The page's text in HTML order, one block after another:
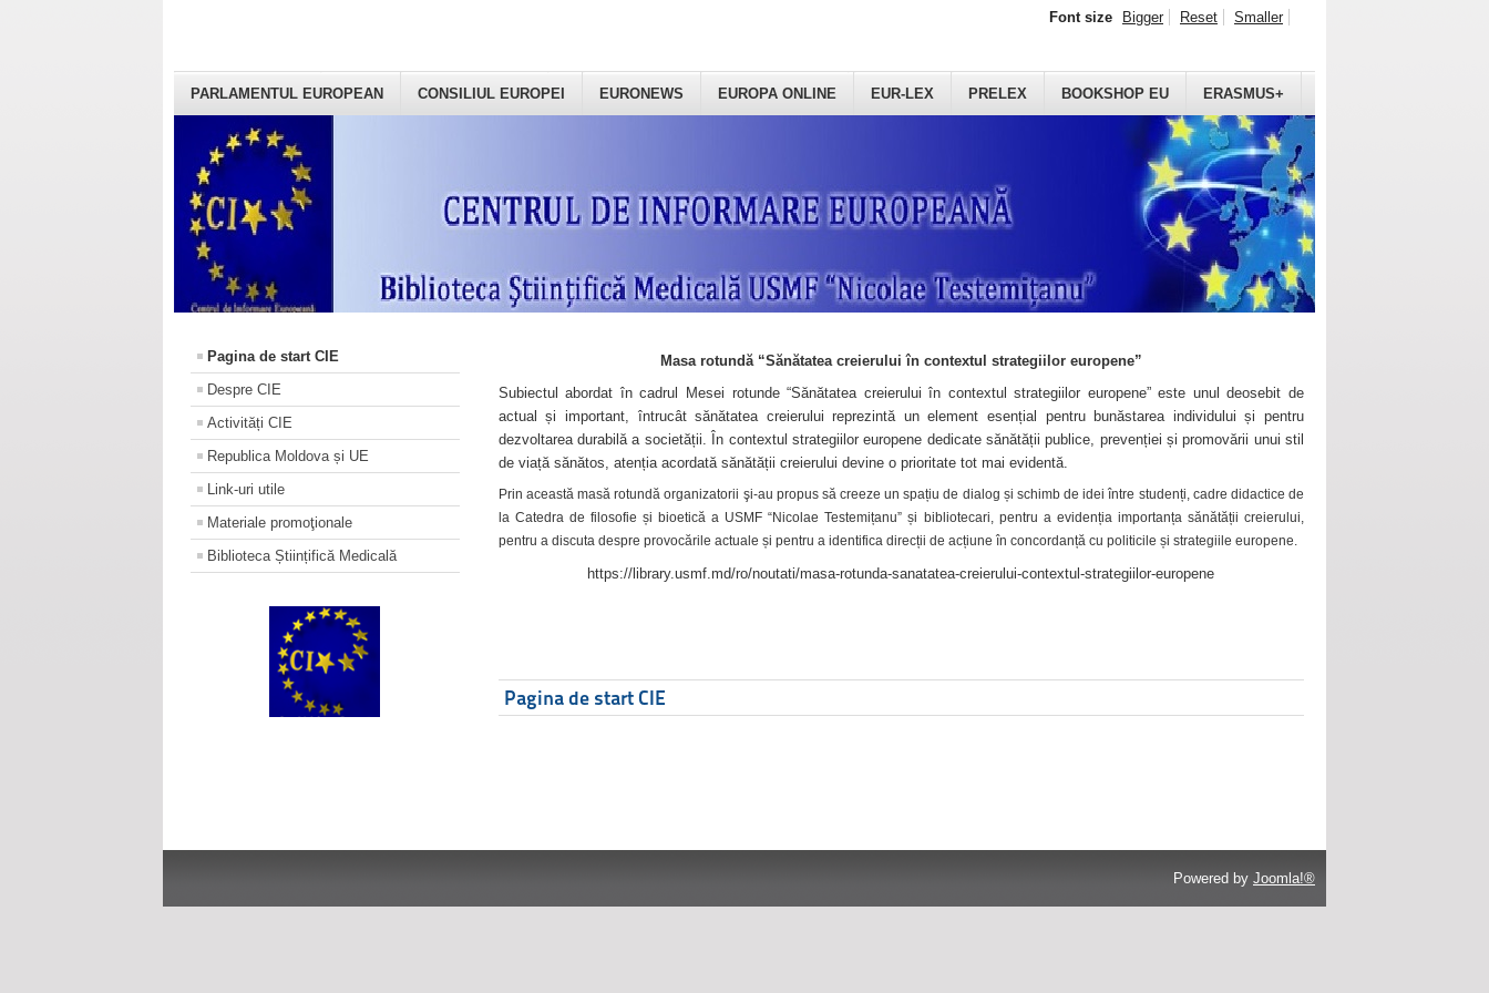
PARLAMENTUL EUROPEAN CONSILIUL EUROPEI EURONEWS EUROPA ONLINE EUR-LEX PRELEX BOOKSHOP EU ERASMUS+
Font size Bigger Reset Smaller
Pagina de start CIE
Despre CIE
Activități CIE
Republica Moldova și UE
Link-uri utile
Materiale promoţionale
Biblioteca Științifică Medicală
Masa rotundă “Sănătatea creierului în contextul strategiilor europene”
Subiectul abordat în cadrul Mesei rotunde “Sănătatea creierului în contextul strategiilor europene” este unul deosebit de
actual și important, întrucât sănătatea creierului reprezintă un element esențial pentru bunăstarea individului și pentru
dezvoltarea durabilă a societății. În contextul strategiilor europene dedicate sănătății publice, prevenției și promovării unui stil
de viață sănătos, atenția acordată sănătății creierului devine o prioritate tot mai evidentă.
Prin această masă rotundă organizatorii şi-au propus să creeze un spațiu de dialog și schimb de idei între studenți, cadre didactice de
la Catedra de filosofie și bioetică a USMF “Nicolae Testemițanu” și bibliotecari, pentru a evidenția importanța sănătății creierului,
pentru a discuta despre provocările actuale și pentru a identifica direcții de acțiune în concordanță cu politicile și strategiile europene.
https://library.usmf.md/ro/noutati/masa-rotunda-sanatatea-creierului-contextul-strategiilor-europene
Pagina de start CIE
Powered by Joomla!®